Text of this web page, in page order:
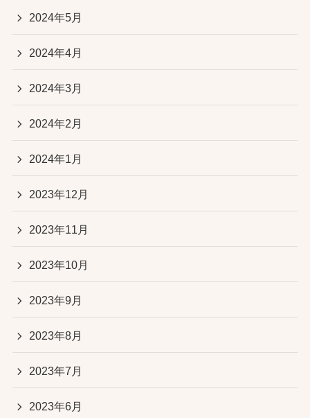
2024年5月
2024年4月
2024年3月
2024年2月
2024年1月
2023年12月
2023年11月
2023年10月
2023年9月
2023年8月
2023年7月
2023年6月